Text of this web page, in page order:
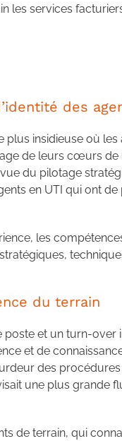
les services
des
insidieuse où
de leurs cœurs de
du pilotage
en UTI qui ont
les
du terrain
poste et un turn-
et de
des
une plus grande
de terrain, qui